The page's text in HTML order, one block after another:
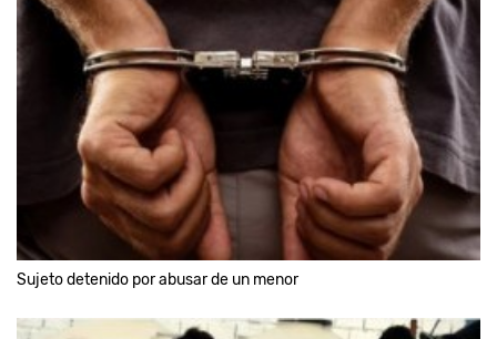
Sujeto detenido por abusar de un menor